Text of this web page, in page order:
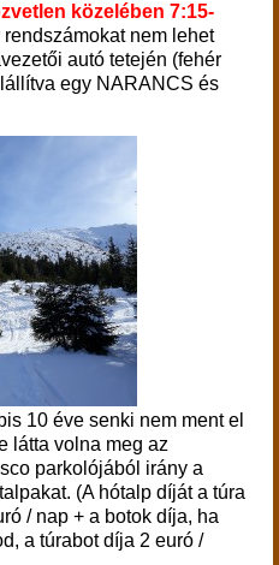
közelében 7:15-
rendszámokat nem lehet
autó tetején (fehér
egy NARANCS és
10 éve senki nem ment el
látta volna meg az
parkolójából irány a
(A hótalp díját a túra
/ nap + a botok díja, ha
a túrabot díja 2 euró /